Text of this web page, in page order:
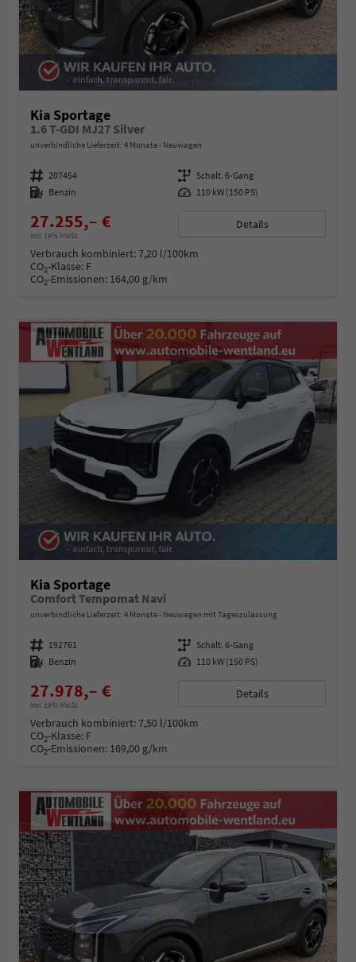
Kia Sportage
1.6 T-GDI MJ27 Silver
unverbindliche Lieferzeit: 4 Monate Neuwagen
Fahrzeugnummer 207454 Getriebe Schalt. 6-Gang
Kraftstoff Benzin Leistung 110 kW (150 PS)
27.255,– €
incl. 19% MwSt.
Details
Verbrauch kombiniert:7,20 l/100km
CO2-Klasse: F
CO2-Emissionen: 164,00 g/km
Kia Sportage
Comfort Tempomat Navi
unverbindliche Lieferzeit: 4 Monate Neuwagen mit Tageszulassung
Fahrzeugnummer 192761 Getriebe Schalt. 6-Gang
Kraftstoff Benzin Leistung 110 kW (150 PS)
27.978,– €
incl. 19% MwSt.
Details
Verbrauch kombiniert:7,50 l/100km
CO2-Klasse: F
CO2-Emissionen: 169,00 g/km